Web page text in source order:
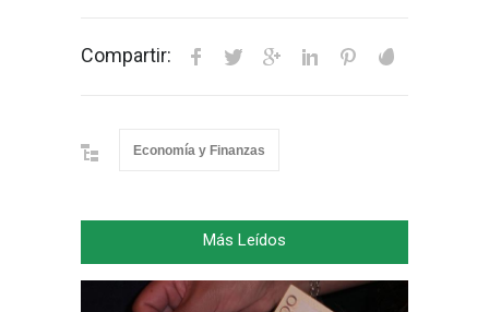
Compartir:
Economía y Finanzas
Más Leídos